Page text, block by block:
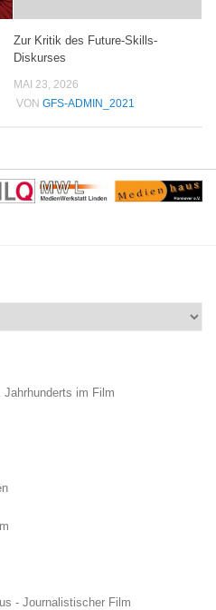
Zur Kritik des Future-Skills-
Diskurses
MAI 23, 2026
VON GFS-ADMIN_2021
im Film
- Journalistischer Film